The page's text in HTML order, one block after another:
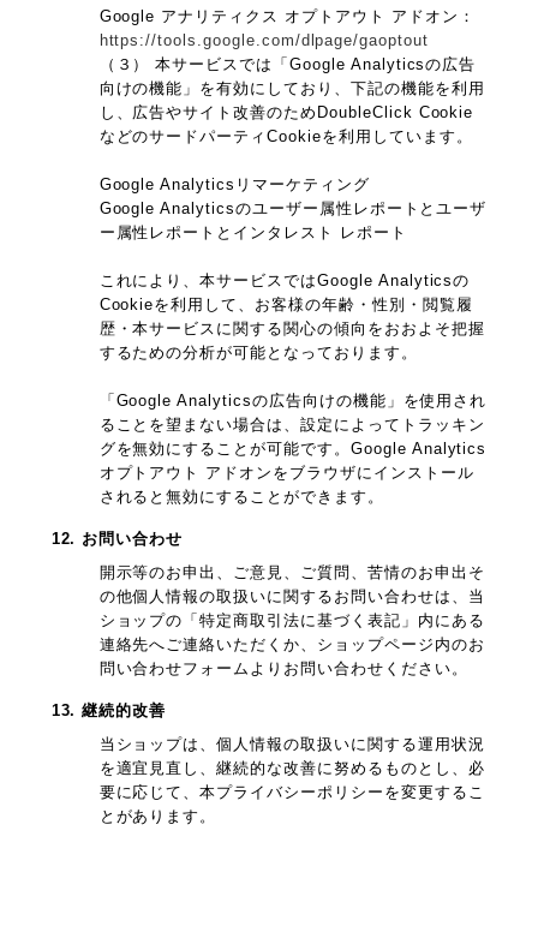
Google アナリティクス オプトアウト アドオン：
https://tools.google.com/dlpage/gaoptout
（３） 本サービスでは「Google Analyticsの広告
向けの機能」を有効にしており、下記の機能を利用
し、広告やサイト改善のためDoubleClick Cookie
などのサードパーティCookieを利用しています。
Google Analyticsリマーケティング
Google Analyticsのユーザー属性レポートとユーザ
ー属性レポートとインタレスト レポート
これにより、本サービスではGoogle Analyticsの
Cookieを利用して、お客様の年齢・性別・閲覧履
歴・本サービスに関する関心の傾向をおおよそ把握
するための分析が可能となっております。
「Google Analyticsの広告向けの機能」を使用され
ることを望まない場合は、設定によってトラッキン
グを無効にすることが可能です。Google Analytics
オプトアウト アドオンをブラウザにインストール
されると無効にすることができます。
12. お問い合わせ
開示等のお申出、ご意見、ご質問、苦情のお申出そ
の他個人情報の取扱いに関するお問い合わせは、当
ショップの「特定商取引法に基づく表記」内にある
連絡先へご連絡いただくか、ショップページ内のお
問い合わせフォームよりお問い合わせください。
13. 継続的改善
当ショップは、個人情報の取扱いに関する運用状況
を適宜見直し、継続的な改善に努めるものとし、必
要に応じて、本プライバシーポリシーを変更するこ
とがあります。